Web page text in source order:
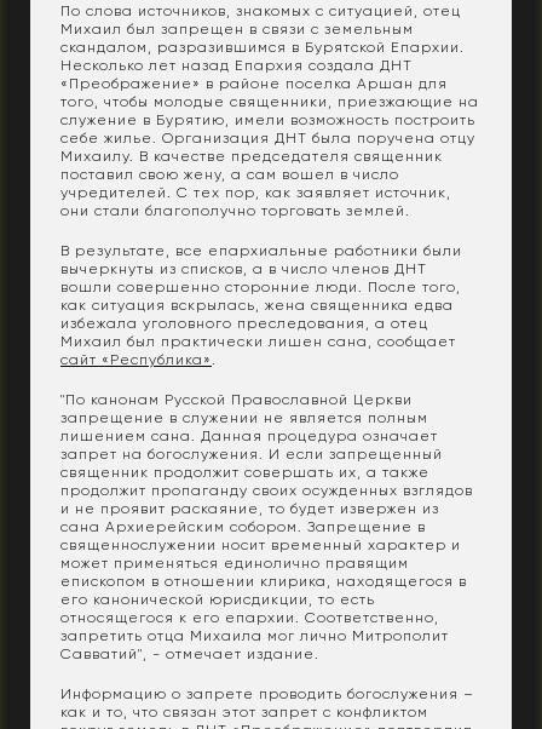
По слова источников, знакомых с ситуацией, отец
Михаил был запрещен в связи с земельным
скандалом, разразившимся в Бурятской Епархии.
Несколько лет назад Епархия создала ДНТ
«Преображение» в районе поселка Аршан для
того, чтобы молодые священники, приезжающие на
служение в Бурятию, имели возможность построить
себе жилье. Организация ДНТ была поручена отцу
Михаилу. В качестве председателя священник
поставил свою жену, а сам вошел в число
учредителей. С тех пор, как заявляет источник,
они стали благополучно торговать землей.
В результате, все епархиальные работники были
вычеркнуты из списков, а в число членов ДНТ
вошли совершенно сторонние люди. После того,
как ситуация вскрылась, жена священника едва
избежала уголовного преследования, а отец
Михаил был практически лишен сана, сообщает
сайт «Республика»
"По канонам Русской Православной Церкви
запрещение в служении не является полным
лишением сана. Данная процедура означает
запрет на богослужения. И если запрещенный
священник продолжит совершать их, а также
продолжит пропаганду своих осужденных взглядов
и не проявит раскаяние, то будет извержен из
сана Архиерейским собором. Запрещение в
священнослужении носит временный характер и
может применяться единолично правящим
епископом в отношении клирика, находящегося в
его канонической юрисдикции, то есть
относящегося к его епархии. Соответственно,
запретить отца Михаила мог лично Митрополит
Савватий", - отмечает издание.
Информацию о запрете проводить богослужения –
как и то, что связан этот запрет с конфликтом